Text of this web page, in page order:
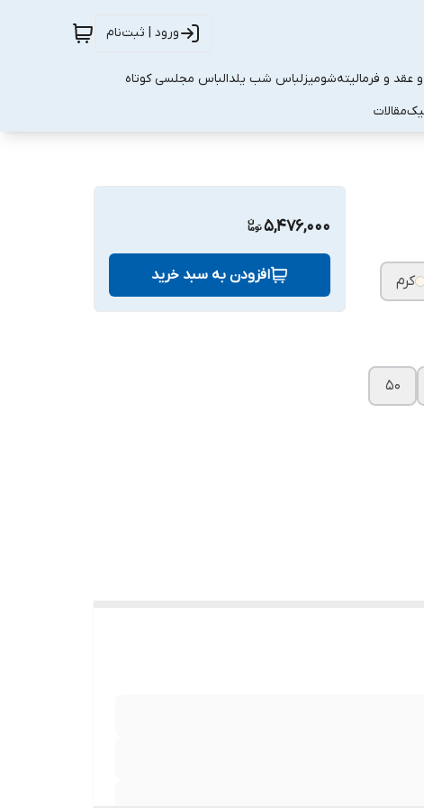
ورود | ثبت‌نام
و فرمالیتهشومیزلباس شب یلدالباس مجلسی کوتاه
مقالات
کرم
۵۰
5,476,000
افزودن به سبد خرید